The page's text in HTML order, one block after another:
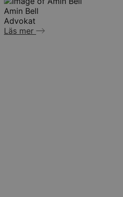
Amin Bell
Advokat
Läs mer